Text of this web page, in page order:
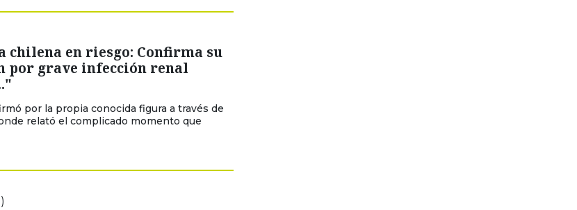
chilena en riesgo: Confirma su
por grave infección renal
por la propia conocida figura a través de
relató el complicado momento que